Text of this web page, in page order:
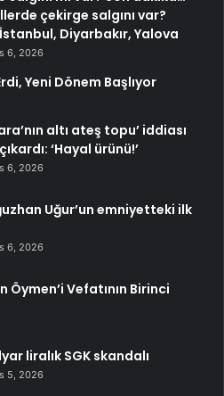
çekirge salgını var?
Diyarbakır, Yalova
6, 2026
Yeni Dönem Başlıyor
altı ateş topu’ iddiası
‘Hayal ürünü!’
6, 2026
Uğur’un emniyetteki ilk
6, 2026
Öymen’i Vefatının Birinci
liralık SGK skandalı
5, 2026